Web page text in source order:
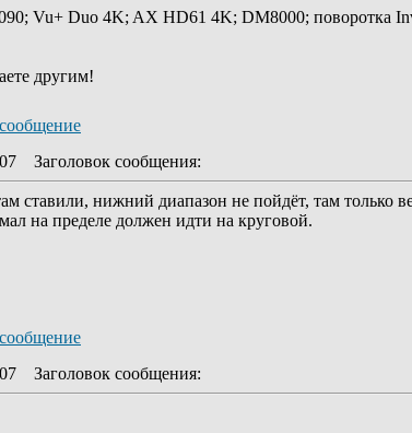
Vu+ Duo 4K; AX HD61 4K; DM8000; поворотка
другим!
Заголовок сообщения:
ставили, нижний диапазон не пойдёт, там только
на пределе должен идти на круговой.
Заголовок сообщения: